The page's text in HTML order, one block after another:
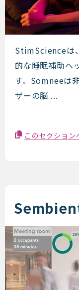
StimScienceは
的な睡眠補助ヘ
す。Somneeは
ザーの脳 ...
このセクション